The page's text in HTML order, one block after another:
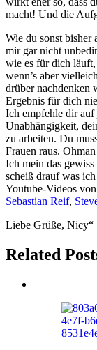
macht! Und die
Wie du sonst bisher
mir gar nicht
wie es für dich
wenn’s aber
drüber nachdenken
Ergebnis für dich
Ich empfehle dir auf
Unabhängigkeit,
zu arbeiten. Du
Frauen raus.
Ich mein das
scheiß drauf was
Youtube-Videos
Sebastian Reif,
Liebe Grüße, Nicy“
Related